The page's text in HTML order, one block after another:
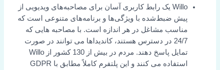
Willo یک رابط کاربری آسان برای مصاحبه‌های ویدیویی از
پیش ضبط‌شده با ویژگی‌ها و برنامه‌های متنوعی است که
مناسب مشاغل در هر اندازه است. با مصاحبه هایی که
24/7 در دسترس هستند، کاندیداها می توانند در صورت
تمایل پاسخ دهند. مردم در بیش از 130 کشور از Willo
استفاده می کنند و این پلتفرم کاملاً مطابق با GDPR